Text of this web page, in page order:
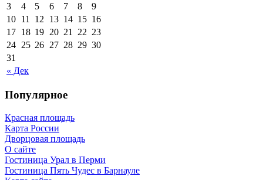
« Дек
3
4 5 6 7 8
9
10 11 12 13 14 15 16
17 18 19 20 21 22 23
24 25 26 27 28 29 30
31
Популярное
Красная площадь
Карта России
Дворцовая площадь
О сайте
Гостиница Урал в Перми
Гостиница Пять Чудес в Барнауле